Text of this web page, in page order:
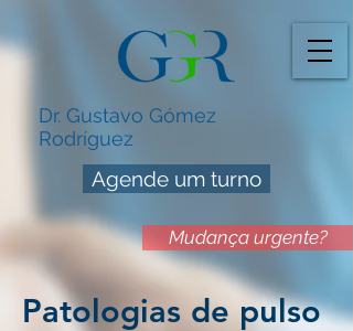
Dr. Gustavo Gómez
Rodríguez
Mudança urgente?
Agende um turno
Patologias de pulso